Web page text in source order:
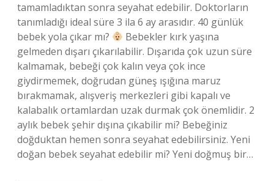
tamamladıktan sonra seyahat edebilir. Doktorların
tanımladığı ideal süre 3 ila 6 ay arasıdır. 40 günlük
bebek yola çıkar mı?
Bebekler kırk yaşına
gelmeden dışarı çıkarılabilir. Dışarıda çok uzun süre
kalmamak, bebeği çok kalın veya çok ince
giydirmemek, doğrudan güneş ışığına maruz
bırakmamak, alışveriş merkezleri gibi kapalı ve
kalabalık ortamlardan uzak durmak çok önemlidir. 2
aylık bebek şehir dışına çıkabilir mi? Bebeğiniz
doğduktan hemen sonra seyahat edebilirsiniz. Yeni
doğan bebek seyahat edebilir mi? Yeni doğmuş bir…